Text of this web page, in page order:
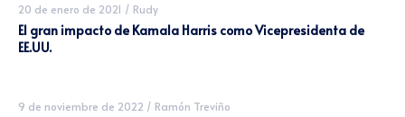
20 de enero de 2021 / Rudy
El gran impacto de Kamala Harris como Vicepresidenta de
EE.UU.
9 de noviembre de 2022 / Ramón Treviño